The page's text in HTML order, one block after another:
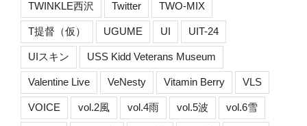
TWINKLE西沢 Twitter TWO-MIX
T提督（仮） UGUME UI UIT-24
UIスキン USS Kidd Veterans Museum
Valentine Live VeNesty Vitamin Berry VLS
VOICE vol.2風 vol.4雨 vol.5波 vol.6雪